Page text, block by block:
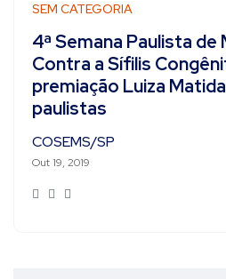
SEM CATEGORIA
4ª Semana Paulista de
Contra a Sífilis
premiação Luiza
paulistas
COSEMS/SP
Out 19, 2019